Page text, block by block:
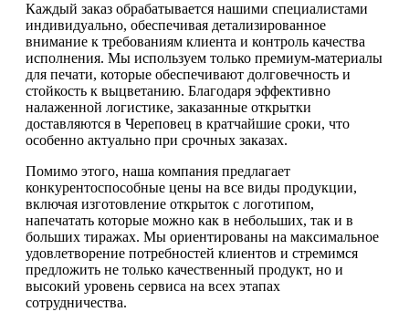
Каждый заказ обрабатывается нашими специалистами
индивидуально, обеспечивая детализированное
внимание к требованиям клиента и контроль качества
исполнения. Мы используем только премиум-материалы
для печати, которые обеспечивают долговечность и
стойкость к выцветанию. Благодаря эффективно
налаженной логистике, заказанные открытки
доставляются в Череповец в кратчайшие сроки, что
особенно актуально при срочных заказах.
Помимо этого, наша компания предлагает
конкурентоспособные цены на все виды продукции,
включая изготовление открыток с логотипом,
напечатать которые можно как в небольших, так и в
больших тиражах. Мы ориентированы на максимальное
удовлетворение потребностей клиентов и стремимся
предложить не только качественный продукт, но и
высокий уровень сервиса на всех этапах
сотрудничества.